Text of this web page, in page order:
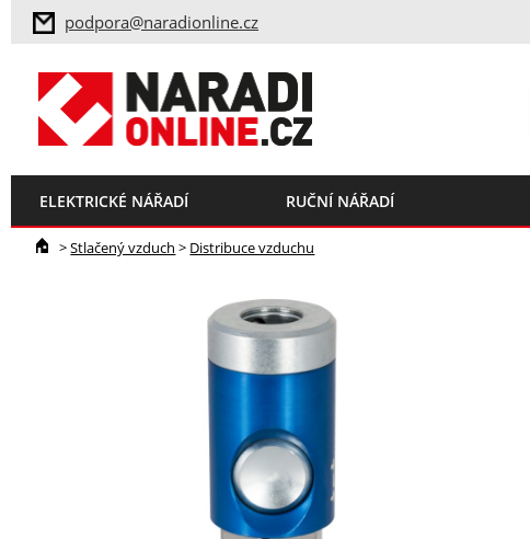
podpora@naradionline.cz
ELEKTRICKÉ NÁŘADÍ RUČNÍ NÁŘADÍ
>Stlačený vzduch > Distribuce vzduchu